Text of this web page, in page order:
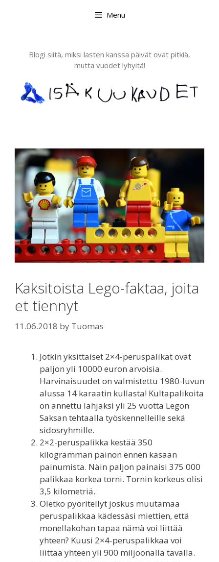
Menu
Blogi siitä, miksi lasten kanssa päivät ovat pitkiä,
mutta vuodet lyhyitä!
Kaksitoista Lego-faktaa, joita
et tiennyt
11.06.2018 by Tuomas
Jotkin yksittäiset 2×4-peruspalikat ovat
paljon yli 10000 euron arvoisia.
Harvinaisuudet on valmistettu 1980-luvun
alussa 14 karaatin kullasta! Kultapalikoita
on annettu lahjaksi yli 25 vuotta Legon
Saksan tehtaalla työskennelleille sekä
sidosryhmille.
2×2-peruspalikka kestää 350
kilogramman painon ennen kasaan
painumista. Näin paljon painaisi 375 000
palikkaa korkea torni. Tornin korkeus olisi
3,5 kilometriä.
Oletko pyöritellyt joskus muutamaa
peruspalikkaa kädessäsi miettien, että
monellakohan tapaa nämä voi liittää
yhteen? Kuusi 2×4-peruspalikkaa voi
liittää yhteen yli 900 miljoonalla tavalla.